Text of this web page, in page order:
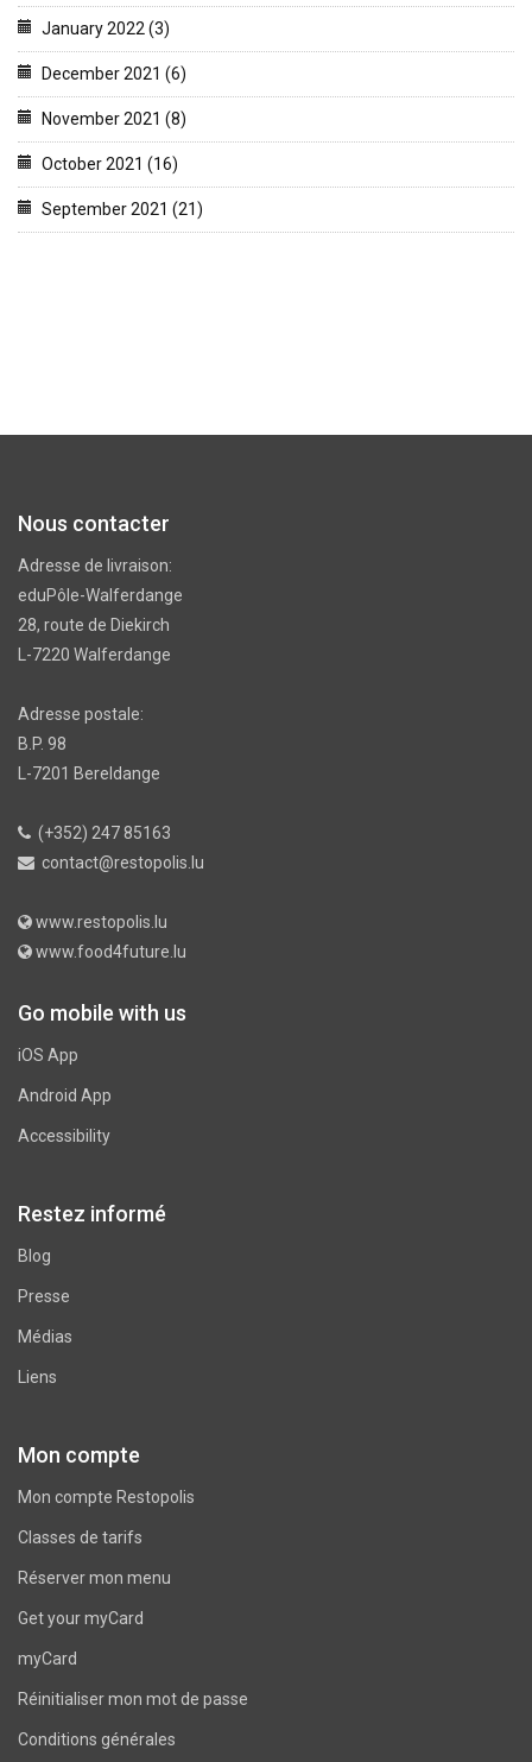
January 2022 (3)
December 2021 (6)
November 2021 (8)
October 2021 (16)
September 2021 (21)
Nous contacter
Adresse de livraison:
eduPôle-Walferdange
28, route de Diekirch
L-7220 Walferdange
Adresse postale:
B.P. 98
L-7201 Bereldange
(+352) 247 85163
contact@restopolis.lu
www.restopolis.lu
www.food4future.lu
Go mobile with us
iOS App
Android App
Accessibility
Restez informé
Blog
Presse
Médias
Liens
Mon compte
Mon compte Restopolis
Classes de tarifs
Réserver mon menu
Get your myCard
myCard
Réinitialiser mon mot de passe
Conditions générales